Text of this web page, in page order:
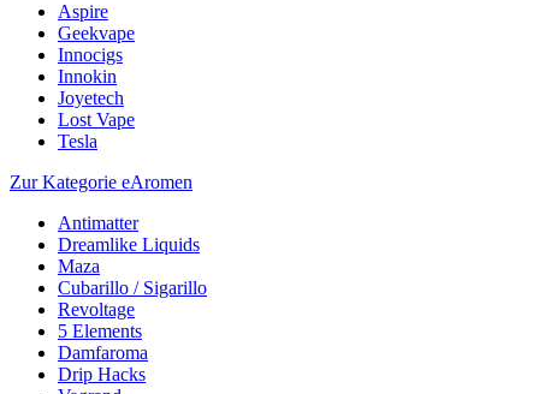
Aspire
Geekvape
Innocigs
Innokin
Joyetech
Lost Vape
Tesla
Zur Kategorie eAromen
Antimatter
Dreamlike Liquids
Maza
Cubarillo / Sigarillo
Revoltage
5 Elements
Damfaroma
Drip Hacks